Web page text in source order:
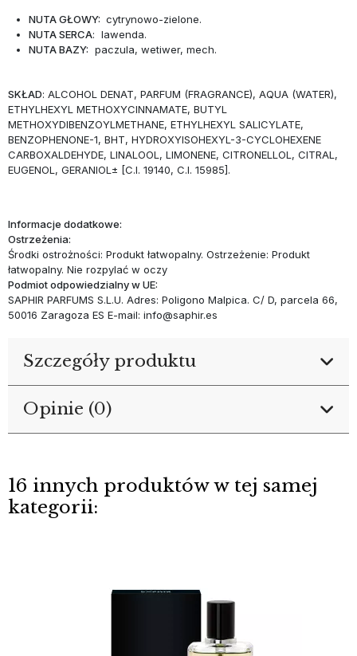
NUTA GŁOWY: cytrynowo-zielone.
NUTA SERCA: lawenda.
NUTA BAZY: paczula, wetiwer, mech.
SKŁAD: ALCOHOL DENAT, PARFUM (FRAGRANCE), AQUA (WATER),
ETHYLHEXYL METHOXYCINNAMATE, BUTYL
METHOXYDIBENZOYLMETHANE, ETHYLHEXYL SALICYLATE,
BENZOPHENONE-1, BHT, HYDROXYISOHEXYL-3-CYCLOHEXENE
CARBOXALDEHYDE, LINALOOL, LIMONENE, CITRONELLOL, CITRAL,
EUGENOL, GERANIOL± [C.I. 19140, C.I. 15985].
Informacje dodatkowe:
Ostrzeżenia:
Środki ostrożności: Produkt łatwopalny. Ostrzeżenie: Produkt
łatwopalny. Nie rozpylać w oczy
Podmiot odpowiedzialny w UE:
SAPHIR PARFUMS S.L.U. Adres: Poligono Malpica. C/ D, parcela 66,
50016 Zaragoza ES E-mail: info@saphir.es
Szczegóły produktu
Opinie (0)
16 innych produktów w tej samej
kategorii: